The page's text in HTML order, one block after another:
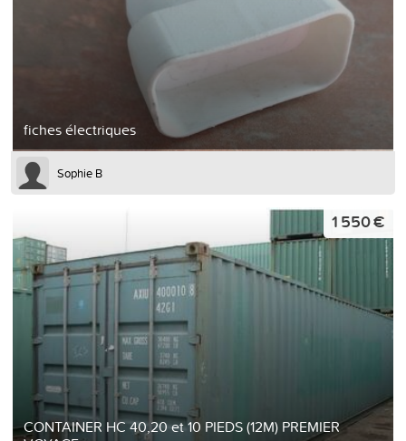
fiches électriques
Sophie B
CONTAINER HC 40,20 et 10 PIEDS (12M) PREMIER
1 550 €